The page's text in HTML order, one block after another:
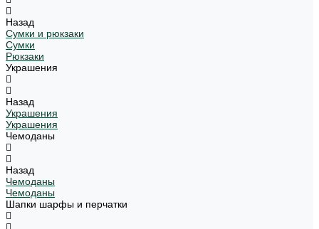
Назад
Сумки и рюкзаки
Сумки
Рюкзаки
Украшения
Назад
Украшения
Украшения
Чемоданы
Назад
Чемоданы
Чемоданы
Шапки шарфы и перчатки